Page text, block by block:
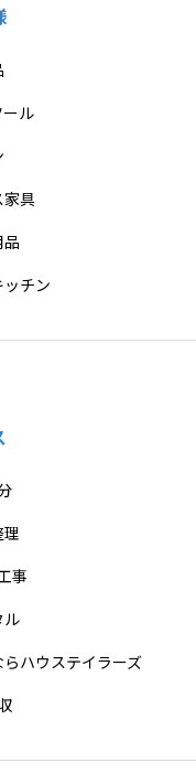
ル
具
チン
事
ル
ハウステイラーズ